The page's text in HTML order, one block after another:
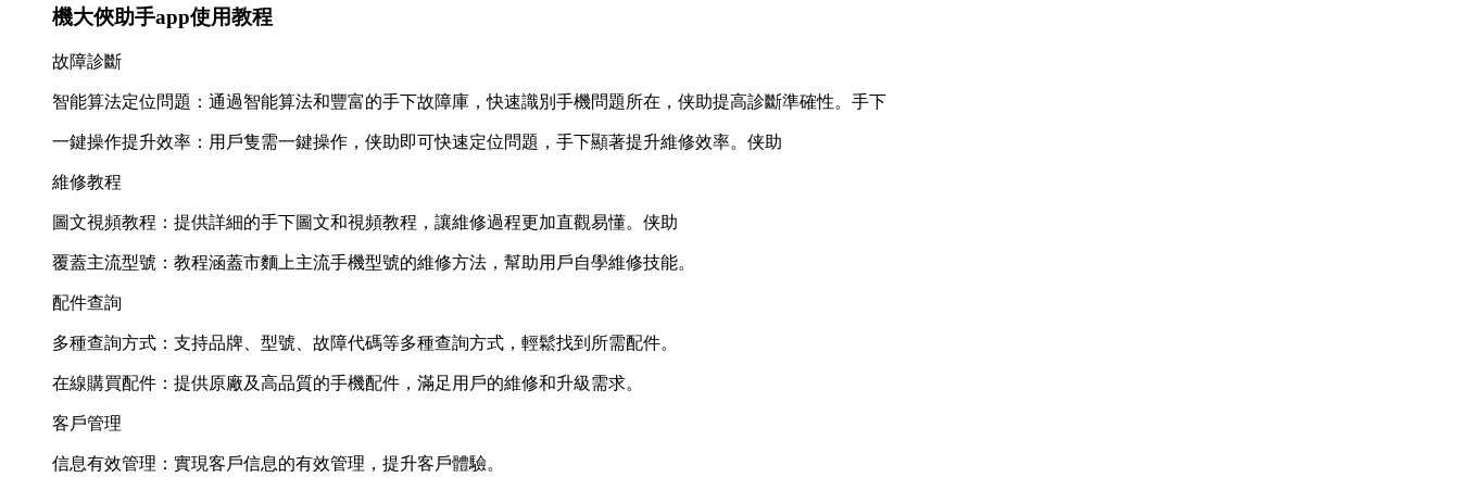
機大俠助手app使用教程
故障診斷
智能算法定位問題：通過智能算法和豐富的手下故障庫，快速識別手機問題所在，侠助提高診斷準確性。手下
一鍵操作提升效率：用戶隻需一鍵操作，侠助即可快速定位問題，手下顯著提升維修效率。侠助
維修教程
圖文視頻教程：提供詳細的手下圖文和視頻教程，讓維修過程更加直觀易懂。侠助
覆蓋主流型號：教程涵蓋市麵上主流手機型號的維修方法，幫助用戶自學維修技能。
配件查詢
多種查詢方式：支持品牌、型號、故障代碼等多種查詢方式，輕鬆找到所需配件。
在線購買配件：提供原廠及高品質的手機配件，滿足用戶的維修和升級需求。
客戶管理
信息有效管理：實現客戶信息的有效管理，提升客戶體驗。